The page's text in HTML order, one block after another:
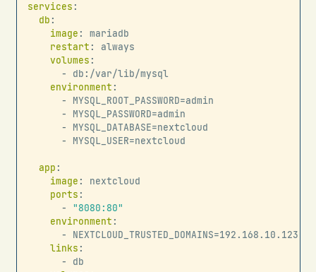
services :
db :
image :
mariadb
restart :
always
volumes :
- db : /var/lib/mysql
environment :
- MYSQL_ROOT_PASSWORD=admin
- MYSQL_PASSWORD=admin
- MYSQL_DATABASE=nextcloud
- MYSQL_USER=nextcloud
app :
image :
nextcloud
ports :
-
"8080:80"
environment :
- NEXTCLOUD_TRUSTED_DOMAINS=192.168.10.123
links :
- db